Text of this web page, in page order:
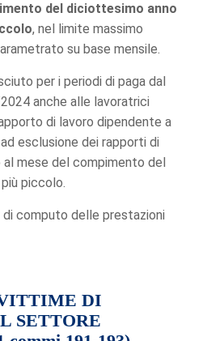
del diciottesimo anno
, nel limite massimo
su base mensile.
per i periodi di paga dal
anche alle lavoratrici
di lavoro dipendente a
esclusione dei rapporti di
mese del compimento del
piccolo.
di computo delle prestazioni
DI
SETTORE